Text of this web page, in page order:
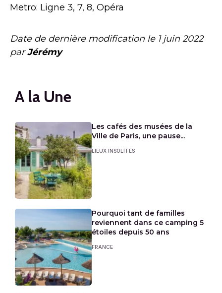
Metro: Ligne 3, 7, 8, Opéra
Date de dernière modification le 1 juin 2022
parJérémy
A la Une
Les cafés des musées de la
Ville de Paris, une pause...
LIEUX INSOLITES
Pourquoi tant de familles
reviennent dans ce camping 5
étoiles depuis 50 ans
FRANCE